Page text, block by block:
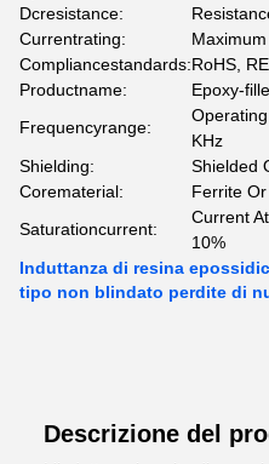
Dcresistance:
Currentrating:
Compliancestandards:RoHS,
Productname:
Epoxy-
Frequencyrange:
KHz
Shielding:
Shielded
Corematerial:
Ferrite
Saturationcurrent:
Current
10%
Induttanza di resina
tipo non blindato perdite di
Descrizione del